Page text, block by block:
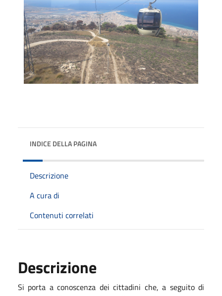
INDICE DELLA PAGINA
Descrizione
A cura di
Contenuti correlati
Descrizione
Si porta a conoscenza dei cittadini che, a seguito di